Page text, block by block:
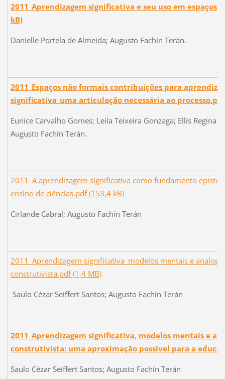
2011_Aprendizagem significativa e seu uso em espaços
kB)
Danielle Portela de Almeida; Augusto Fachín Terán.
2011_Espaços não formais contribuições para
significativa_uma articulação necessária ao
Eunice Carvalho Gomes; Leila Teixeira Gonzaga; Ellís Regina
Augusto Fachín Terán.
2011_A aprendizagem significativa como fundamento
ensino de ciências.pdf (153,4 kB)
Cirlande Cabral; Augusto Fachín Terán
2011_Aprendizagem significativa_modelos mentais e
construtivista.pdf (1,4 MB)
Saulo Cézar Seiffert Santos; Augusto Fachín Terán
2011_Aprendizagem significativa, modelos mentais e
construtivista: uma aproximação possível para a
Saulo Cézar Seiffert Santos; Augusto Fachín Terán